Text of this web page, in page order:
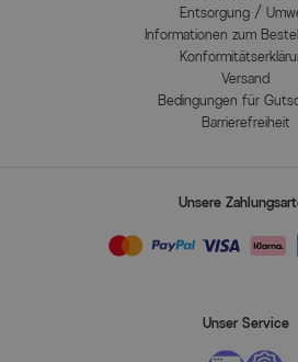
Entsorgung /
Informationen zum
Versand
Bedingungen für
Barrierefreiheit
Unsere
Unser Service